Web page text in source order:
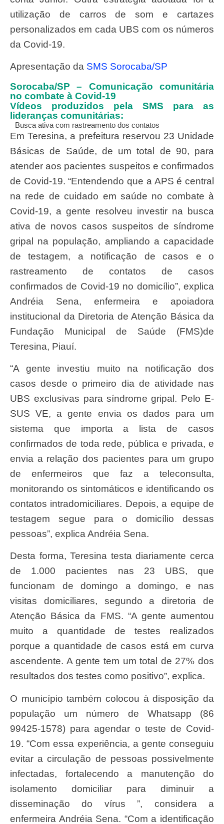
utilização de carros de som e cartazes
personalizados em cada UBS com os números
da Covid-19.
Apresentação da SMS Sorocaba/SP
Sorocaba/SP – Comunicação comunitária
no combate à Covid-19
Vídeos produzidos pela SMS para as
lideranças comunitárias:
Busca ativa com rastreamento dos contatos
Em Teresina, a prefeitura reservou 23 Unidade
Básicas de Saúde, de um total de 90, para
atender aos pacientes suspeitos e confirmados
de Covid-19. “Entendendo que a APS é central
na rede de cuidado em saúde no combate à
Covid-19, a gente resolveu investir na busca
ativa de novos casos suspeitos de síndrome
gripal na população, ampliando a capacidade
de testagem, a notificação de casos e o
rastreamento de contatos de casos
confirmados de Covid-19 no domicílio”, explica
Andréia Sena, enfermeira e apoiadora
institucional da Diretoria de Atenção Básica da
Fundação Municipal de Saúde (FMS)de
Teresina, Piauí.
“A gente investiu muito na notificação dos
casos desde o primeiro dia de atividade nas
UBS exclusivas para síndrome gripal. Pelo E-
SUS VE, a gente envia os dados para um
sistema que importa a lista de casos
confirmados de toda rede, pública e privada, e
envia a relação dos pacientes para um grupo
de enfermeiros que faz a teleconsulta,
monitorando os sintomáticos e identificando os
contatos intradomiciliares. Depois, a equipe de
testagem segue para o domicílio dessas
pessoas”, explica Andréia Sena.
Desta forma, Teresina testa diariamente cerca
de 1.000 pacientes nas 23 UBS, que
funcionam de domingo a domingo, e nas
visitas domiciliares, segundo a diretoria de
Atenção Básica da FMS. “A gente aumentou
muito a quantidade de testes realizados
porque a quantidade de casos está em curva
ascendente. A gente tem um total de 27% dos
resultados dos testes como positivo”, explica.
O município também colocou à disposição da
população um número de Whatsapp (86
99425-1578) para agendar o teste de Covid-
19. “Com essa experiência, a gente conseguiu
evitar a circulação de pessoas possivelmente
infectadas, fortalecendo a manutenção do
isolamento domiciliar para diminuir a
disseminação do vírus ”, considera a
enfermeira Andréia Sena. “Com a identificação